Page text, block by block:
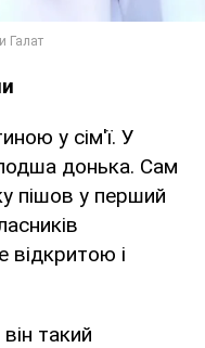
у сім'ї. У
донька. Сам
пішов у перший
відкритою і
такий